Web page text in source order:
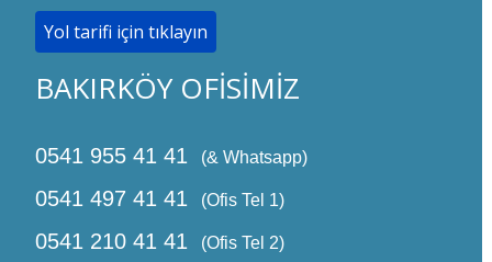
Yol tarifi için tıklayın
BAKIRKÖY OFİSİMİZ
0541 955 41 41 (& Whatsapp)
0541 497 41 41 (Ofis Tel 1)
0541 210 41 41 (Ofis Tel 2)